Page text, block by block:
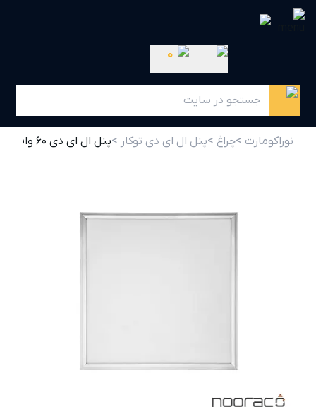
0
نوراکومارت >چراغ >پنل ال ای دی توکار >پنل ال ای دی ۶۰ وات ۶۰x۶۰ نور